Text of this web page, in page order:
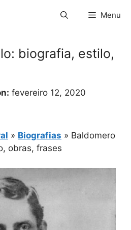
Menu
biografia, estilo,
fevereiro 12, 2020
» Biografias » Baldomero
obras, frases